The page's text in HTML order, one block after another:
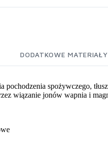
DODATKOWE MATERIAŁY